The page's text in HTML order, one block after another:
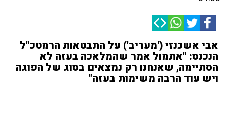
אבי אשכנזי ('מעריב') על התבטאות הרמטכ"ל
הנכנס: "אתמול אמר שהמלאכה בעזה לא
הסתיימה, שאנחנו רק נמצאים בסוג של הפוגה
ויש עוד הרבה משימות בעזה"